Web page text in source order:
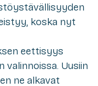
koska nyt
eettisyys
valinnoissa. Uusiin
ne alkavat